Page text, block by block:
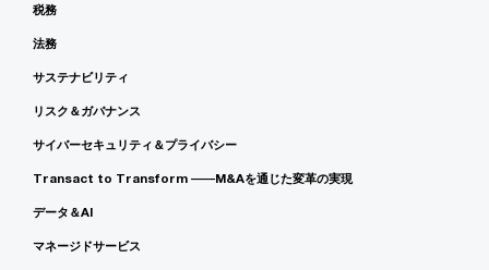
税務
法務
サステナビリティ
リスク＆ガバナンス
サイバーセキュリティ＆プライバシー
Transact to Transform ――M&Aを通じた変革の実現
データ＆AI
マネージドサービス